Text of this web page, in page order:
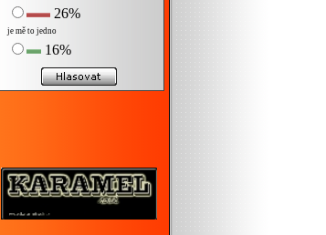
26%
je mě to jedno
16%